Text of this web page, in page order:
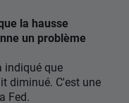
la hausse
un problème
indiqué que
diminué. C'est une
Fed.